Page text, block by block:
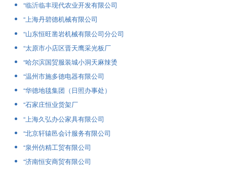
“临沂临丰现代农业开发有限公司
“上海丹碧德机械有限公司
“山东恒旺凿岩机械有限公司分公司
“太原市小店区晋天鹰采光板厂
“哈尔滨国贸服装城小洞天麻辣烫
“温州市施多德电器有限公司
“华德地毯集团（日照办事处）
“石家庄恒业货架厂
“上海久弘办公家具有限公司
“北京轩辕邑会计服务有限公司
“泉州仿精工贸有限公司
“济南恒安商贸有限公司